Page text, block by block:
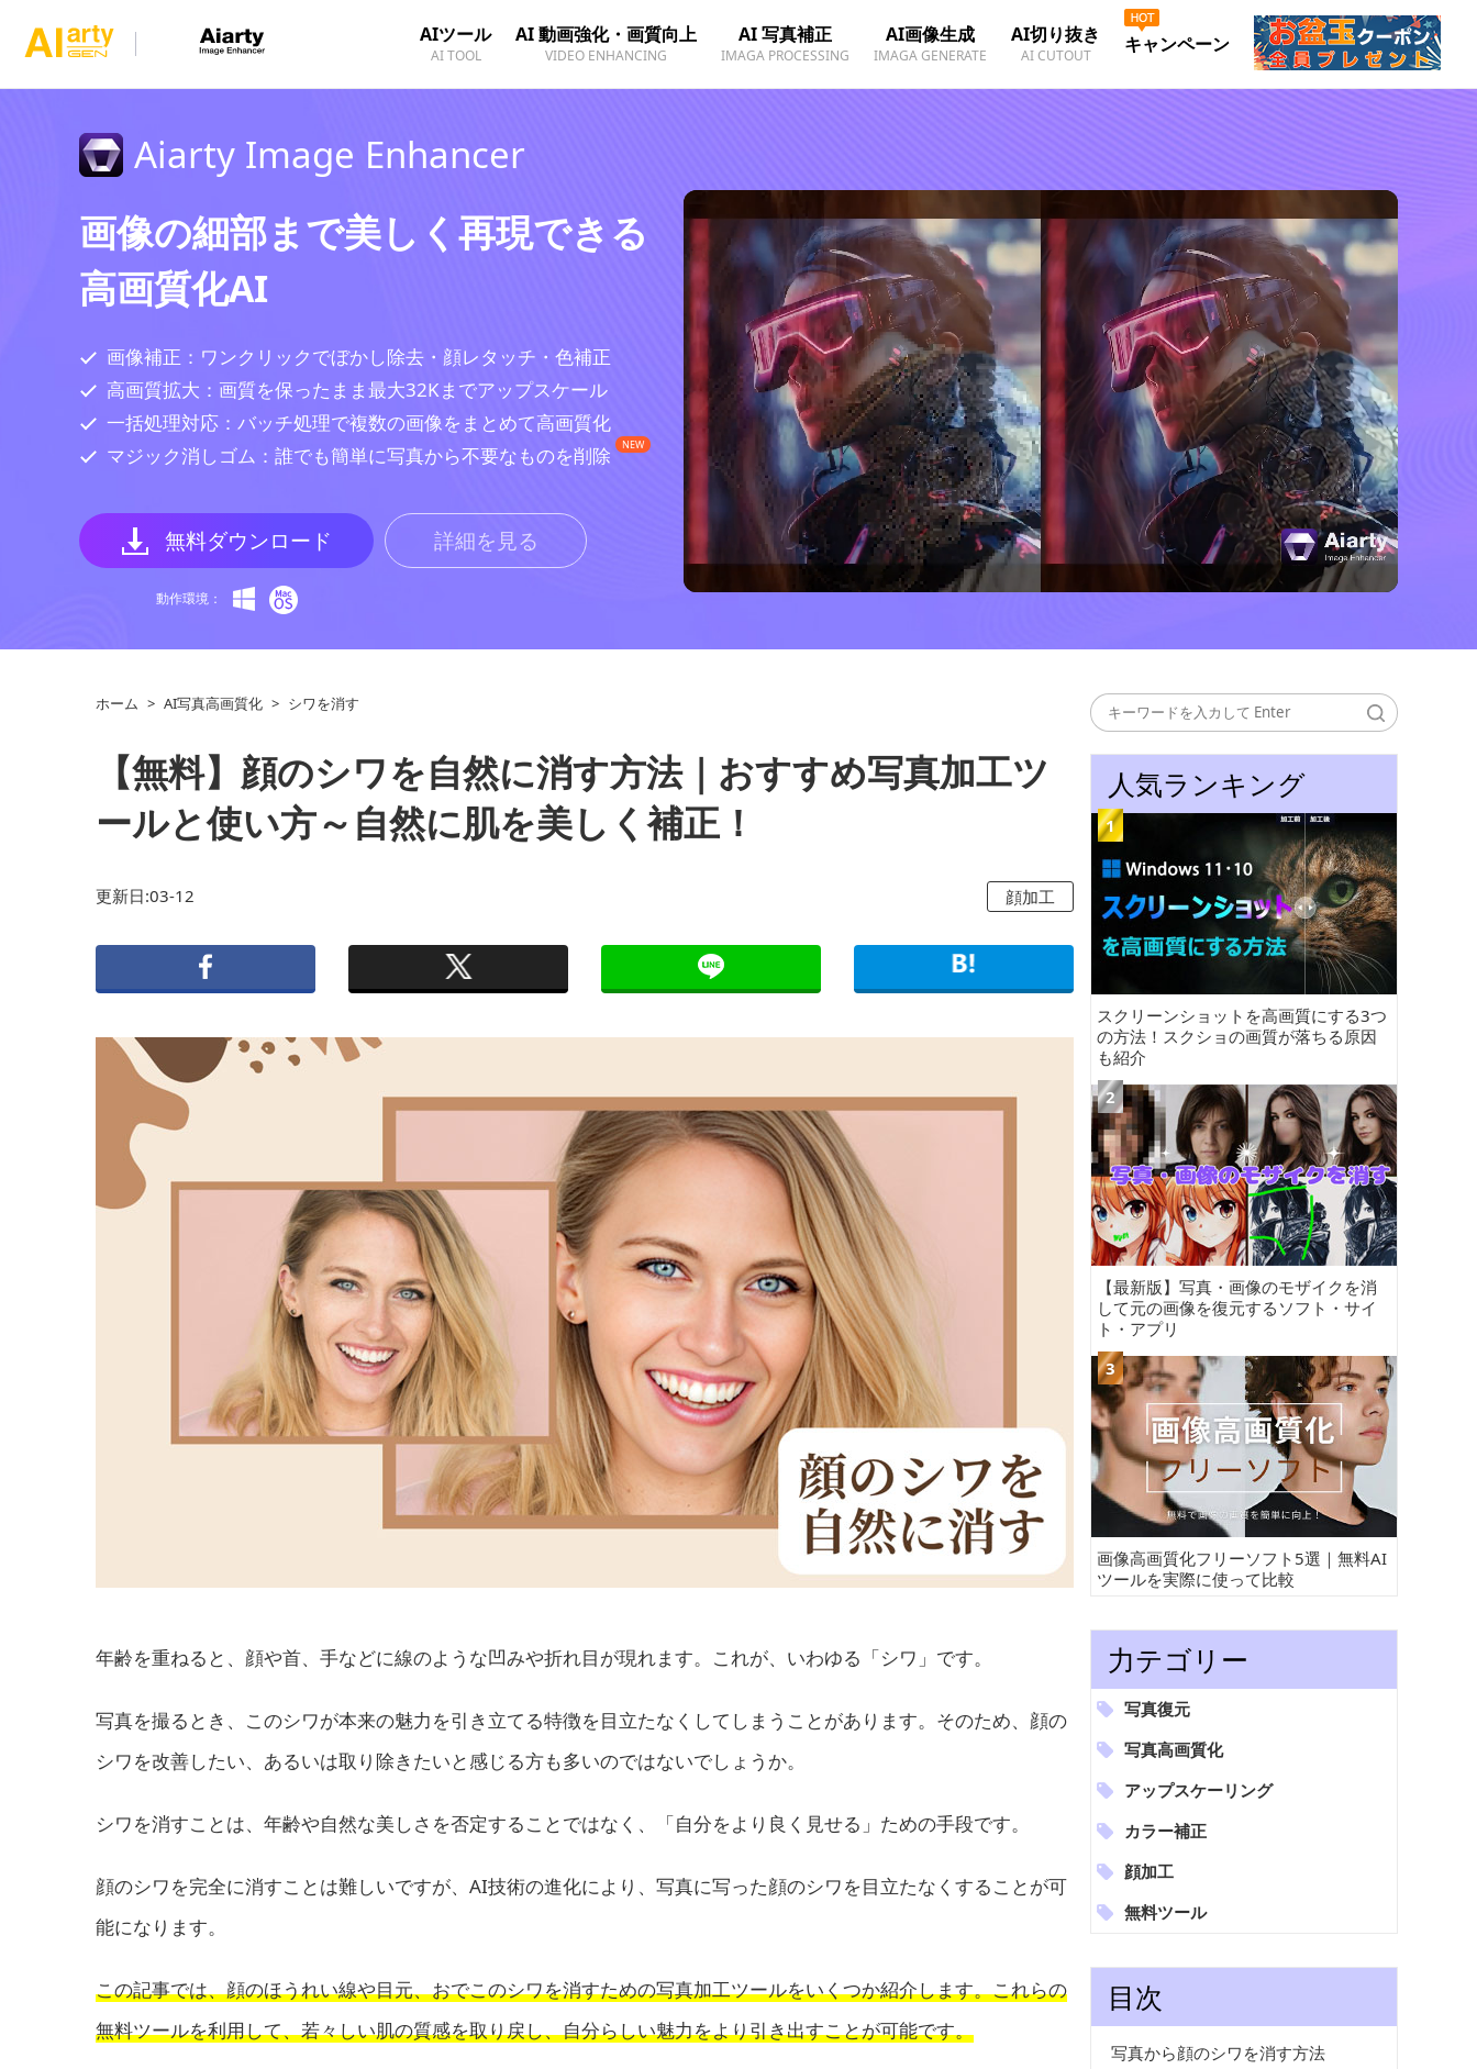
AIツール
AI TOOL
AI 動画強化・画質向上
VIDEO ENHANCING
AI 写真補正
IMAGA PROCESSING
AI画像生成
IMAGA GENERATE
AI切り抜き
AI CUTOUT キャンペーン
Aiarty Image Enhancer
画像の細部まで美しく再現できる
高画質化AI
画像補正：ワンクリックでぼかし除去・顔レタッチ・色補正
高画質拡大：画質を保ったまま最大32Kまでアップスケール
一括処理対応：バッチ処理で複数の画像をまとめて高画質化
マジック消しゴム：誰でも簡単に写真から不要なものを削除
NEW
無料ダウンロード
動作環境：
詳細を見る
ホーム > AI写真高画質化 > シワを消す
【無料】顔のシワを自然に消す方法｜おすすめ写真加工ツ
ールと使い方～自然に肌を美しく補正！
更新日:03-12 顔加工
年齢を重ねると、顔や首、手などに線のような凹みや折れ目が現れます。これが、いわゆる「シワ」です。
写真を撮るとき、このシワが本来の魅力を引き立てる特徴を目立たなくしてしまうことがあります。そのため、顔の
シワを改善したい、あるいは取り除きたいと感じる方も多いのではないでしょうか。
シワを消すことは、年齢や自然な美しさを否定することではなく、「自分をより良く見せる」ための手段です。
顔のシワを完全に消すことは難しいですが、AI技術の進化により、写真に写った顔のシワを目立たなくすることが可
能になります。
この記事では、顔のほうれい線や目元、おでこのシワを消すための写真加工ツールをいくつか紹介します。これらの
無料ツールを利用して、若々しい肌の質感を取り戻し、自分らしい魅力をより引き出すことが可能です。
人気ランキング
スクリーンショットを高画質にする3つ
の方法！スクショの画質が落ちる原因
も紹介
【最新版】写真・画像のモザイクを消
して元の画像を復元するソフト・サイ
ト・アプリ
画像高画質化フリーソフト5選｜無料AI
ツールを実際に使って比較
力テゴリー
写真復元
写真高画質化
アップスケーリング
カラー補正
顔加工
無料ツール
目次
写真から顔のシワを消す方法